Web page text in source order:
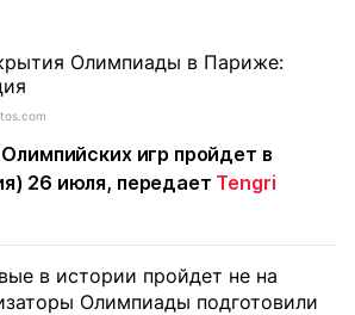
игр пройдет в
26 июля, передает Tengri
в истории пройдет не на
Олимпиады подготовили